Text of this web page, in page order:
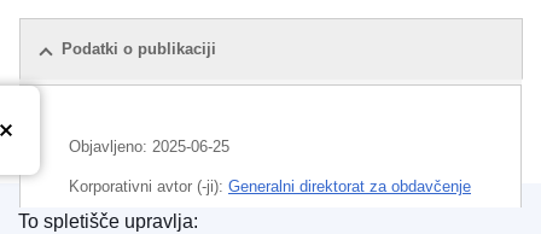
Podatki o publikaciji
Objavljeno: 2025-06-25
Korporativni avtor (-ji): Generalni direktorat za obdavčenje
in carinsko unijo(Evropska komisija
To spletišče upravlja: